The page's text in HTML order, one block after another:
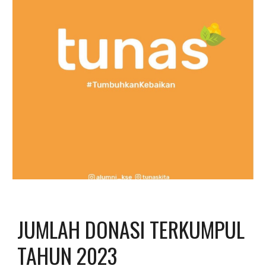
JUMLAH DONASI TERKUMPUL
TAHUN 2023